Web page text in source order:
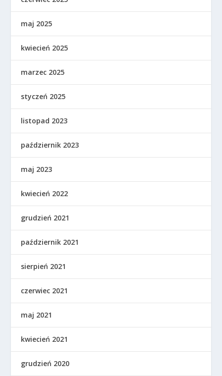
maj 2025
kwiecień 2025
marzec 2025
styczeń 2025
listopad 2023
październik 2023
maj 2023
kwiecień 2022
grudzień 2021
październik 2021
sierpień 2021
czerwiec 2021
maj 2021
kwiecień 2021
grudzień 2020